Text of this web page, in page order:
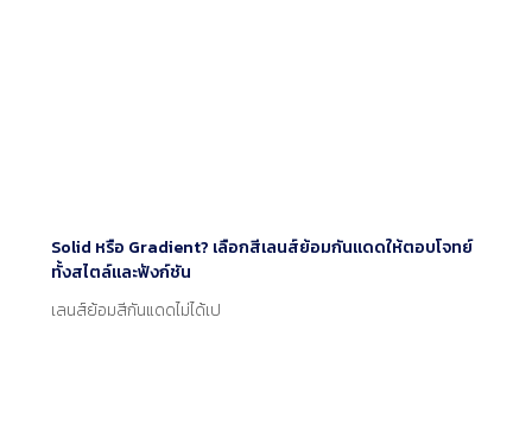
Solid หรือ Gradient? เลือกสีเลนส์ย้อมกันแดดให้ตอบโจทย์
ทั้งสไตล์และฟังก์ชัน
เลนส์ย้อมสีกันแดดไม่ได้เป